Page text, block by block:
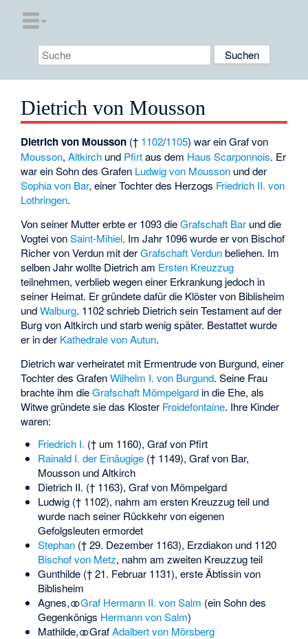
Dietrich von Mousson
Dietrich von Mousson († 1102/1105) war ein Graf von
Mousson,Altkirch und Pfirtaus dem Haus Scarponnois. Er
war ein Sohn des Grafen Ludwig von Mousson und der
Sophia von Bar, einer Tochter des Herzogs Friedrich II. von
Lothringen.
Von seiner Mutter erbte er 1093 dieGrafschaft Bar und die
Vogtei vonSaint-Mihiel. Im Jahr 1096 wurde er von Bischof
Richer von Verdun mit derGrafschaft Verdunbeliehen. Im
selben Jahr wollte Dietrich am Ersten Kreuzzug
teilnehmen, verblieb wegen einer Erkrankung jedoch in
seiner Heimat. Er gründete dafür die Klöster von Biblisheim
undWalburg. 1102 schrieb Dietrich sein Testament auf der
Burg von Altkirch und starb wenig später. Bestattet wurde
er in der Kathedrale von Autun.
Dietrich war verheiratet mit Ermentrude von Burgund, einer
Tochter des GrafenWilhelm I. von Burgund. Seine Frau
brachte ihm dieGrafschaft Mömpelgard in die Ehe, als
Witwe gründete sie das Kloster Froidefontaine. Ihre Kinder
waren:
Friedrich I. († um 1160), Graf von Pfirt
Rainald I. der Einäugige(† 1149), Graf von Bar,
Mousson und Altkirch
Dietrich II. († 1163), Graf von Mömpelgard
Ludwig († 1102), nahm am ersten Kreuzzug teil und
wurde nach seiner Rückkehr von eigenen
Gefolgsleuten ermordet
Stephan(† 29. Dezember 1163), Erzdiakon und 1120
Bischof von Metz, nahm am zweiten Kreuzzug teil
Gunthilde († 21. Februar 1131), erste Äbtissin von
Biblisheim
Agnes, ⚭Graf Hermann II. von Salm (ein Sohn des
Gegenkönigs Hermann von Salm)
Mathilde, ⚭ GrafAdalbert von Mörsberg